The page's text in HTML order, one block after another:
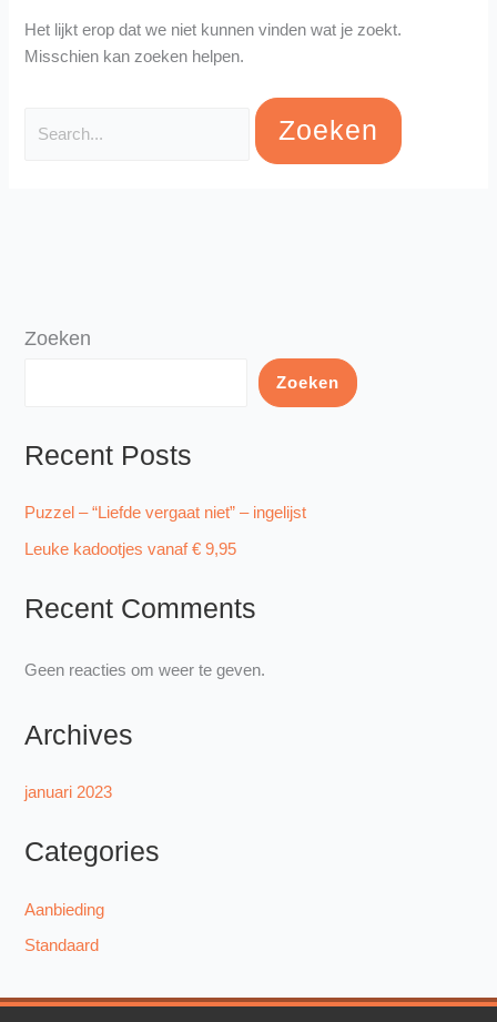
Het lijkt erop dat we niet kunnen vinden wat je zoekt.
Misschien kan zoeken helpen.
Zoeken
Zoeken
Recent Posts
Puzzel – “Liefde vergaat niet” – ingelijst
Leuke kadootjes vanaf € 9,95
Recent Comments
Geen reacties om weer te geven.
Archives
januari 2023
Categories
Aanbieding
Standaard